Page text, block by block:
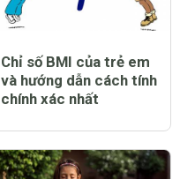
Chỉ số BMI của trẻ em
và hướng dẫn cách tính
chính xác nhất